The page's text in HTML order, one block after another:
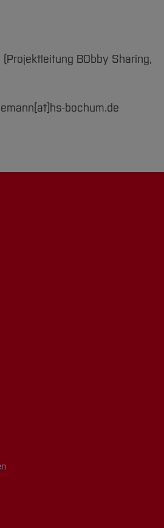
BObby Sharing,
bochum.de